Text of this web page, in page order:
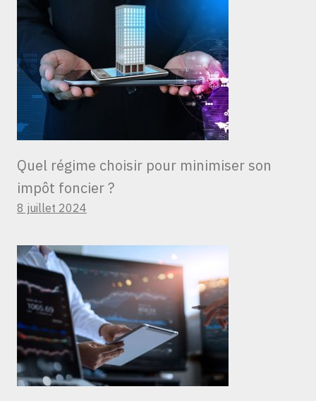
Quel régime choisir pour minimiser son
impôt foncier ?
8 juillet 2024